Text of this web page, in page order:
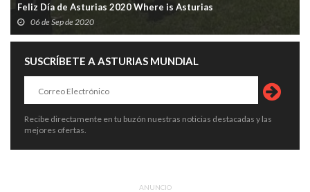
Feliz Día de Asturias 2020 Where is Asturias
06 de Sep de 2020
SUSCRÍBETE A ASTURIAS MUNDIAL
Recibe directamente en tu buzón nuestras noticias destacadas y las
mejores ofertas.
ANUNCIO